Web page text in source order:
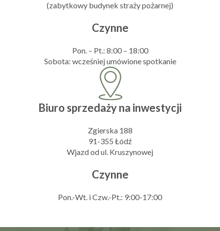
(zabytkowy budynek straży pożarnej)
Czynne
Pon. – Pt.: 8:00 – 18:00
Sobota: wcześniej umówione spotkanie
Biuro sprzedaży na inwestycji
Zgierska 188
91-355 Łódź
Wjazd od ul. Kruszynowej
Czynne
Pon.-Wt. i Czw.-Pt.: 9:00-17:00